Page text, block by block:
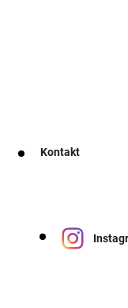
Kontakt